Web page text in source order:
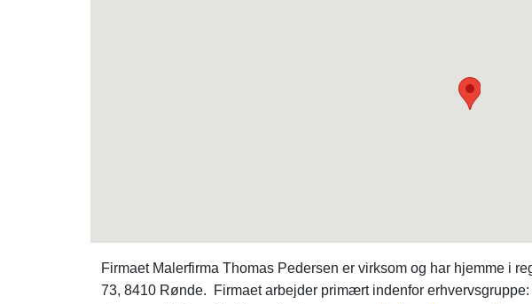
Firmaet Malerfirma Thomas Pedersen er virksom og har hjemme i
73, 8410 Rønde. Firmaet arbejder primært indenfor